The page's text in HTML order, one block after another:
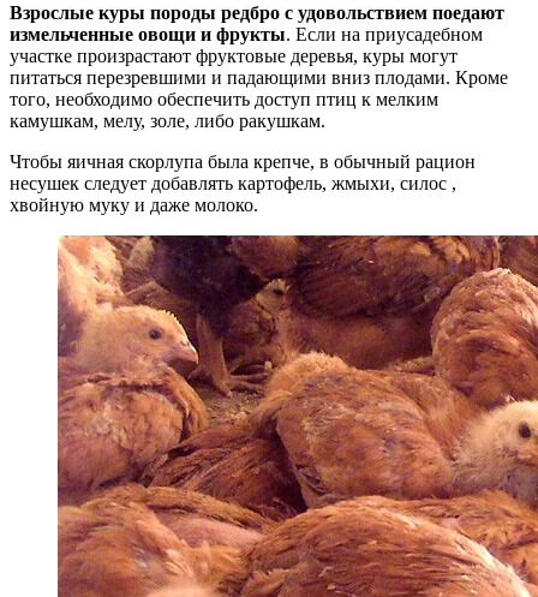
Взрослые куры породы редбро с удовольствием поедают
измельченные овощи и фрукты. Если на приусадебном
участке произрастают фруктовые деревья, куры могут
питаться перезревшими и падающими вниз плодами. Кроме
того, необходимо обеспечить доступ птиц к мелким
камушкам, мелу, золе, либо ракушкам.
Чтобы яичная скорлупа была крепче, в обычный рацион
несушек следует добавлять картофель, жмыхи, силос ,
хвойную муку и даже молоко.